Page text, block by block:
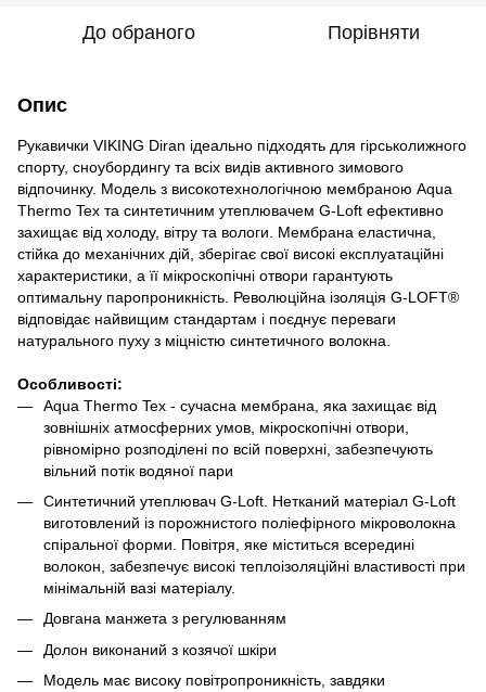
До обраного Порівняти
Опис
Рукавички VIKING Diran ідеально підходять для гірськолижного
спорту, сноубордингу та всіх видів активного зимового
відпочинку. Модель з високотехнологічною мембраною Aqua
Thermo Tex та синтетичним утеплювачем G-Loft ефективно
захищає від холоду, вітру та вологи. Мембрана еластична,
стійка до механічних дій, зберігає свої високі експлуатаційні
характеристики, а її мікроскопічні отвори гарантують
оптимальну паропроникність. Революційна ізоляція G-LOFT®
відповідає найвищим стандартам і поєднує переваги
натурального пуху з міцністю синтетичного волокна.
Особливості:
Aqua Thermo Tex - сучасна мембрана, яка захищає від
зовнішніх атмосферних умов, мікроскопічні отвори,
рівномірно розподілені по всій поверхні, забезпечують
вільний потік водяної пари
Синтетичний утеплювач G-Loft. Нетканий матеріал G-Loft
виготовлений із порожнистого поліефірного мікроволокна
спіральної форми. Повітря, яке міститься всередині
волокон, забезпечує високі теплоізоляційні властивості при
мінімальній вазі матеріалу.
Довгана манжета з регулюванням
Долон виконаний з козячої шкіри
Модель має високу повітропроникність, завдяки